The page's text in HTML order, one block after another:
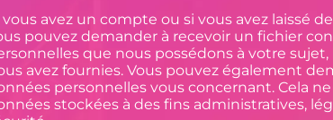
vous avez un compte ou si vous avez laissé
pouvez demander à recevoir un fichier
que nous possédons à votre
avez fournies. Vous pouvez également
personnelles vous concernant. Cela
stockées à des fins administratives,